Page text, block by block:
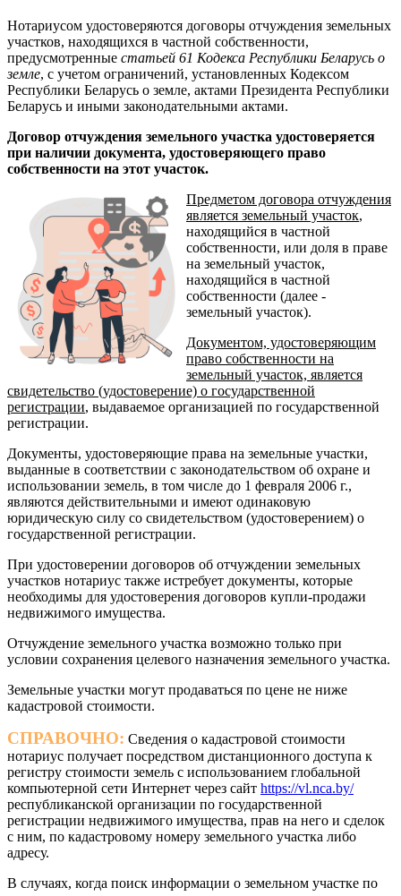
Нотариусом удостоверяются договоры отчуждения земельных
участков, находящихся в частной собственности,
предусмотренные статьей 61 Кодекса Республики Беларусь о
земле, с учетом ограничений, установленных Кодексом
Республики Беларусь о земле, актами Президента Республики
Беларусь и иными законодательными актами.
Договор отчуждения земельного участка удостоверяется
при наличии документа, удостоверяющего право
собственности на этот участок.
Предметом договора отчуждения
является земельный участок,
находящийся в частной
собственности, или доля в праве
на земельный участок,
находящийся в частной
собственности (далее -
земельный участок).
Документом, удостоверяющим
право собственности на
земельный участок, является
свидетельство (удостоверение) о государственной
регистрации, выдаваемое организацией по государственной
регистрации.
Документы, удостоверяющие права на земельные участки,
выданные в соответствии с законодательством об охране и
использовании земель, в том числе до 1 февраля 2006 г.,
являются действительными и имеют одинаковую
юридическую силу со свидетельством (удостоверением) о
государственной регистрации.
При удостоверении договоров об отчуждении земельных
участков нотариус также истребует документы, которые
необходимы для удостоверения договоров купли-продажи
недвижимого имущества.
Отчуждение земельного участка возможно только при
условии сохранения целевого назначения земельного участка.
Земельные участки могут продаваться по цене не ниже
кадастровой стоимости.
СПРАВОЧНО: Сведения о кадастровой стоимости
нотариус получает посредством дистанционного доступа к
регистру стоимости земель с использованием глобальной
компьютерной сети Интернет через сайт https://vl.nca.by/
республиканской организации по государственной
регистрации недвижимого имущества, прав на него и сделок
с ним, по кадастровому номеру земельного участка либо
адресу.
В случаях, когда поиск информации о земельном участке по